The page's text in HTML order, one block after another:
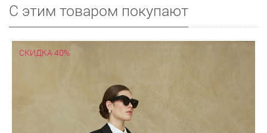
С этим товаром покупают
СКИДКА 40%